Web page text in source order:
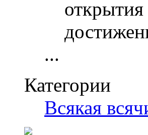
...
Категории
Всякая